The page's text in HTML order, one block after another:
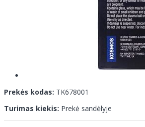
Prekės kodas: TK678001
Turimas kiekis: Prekė sandėlyje